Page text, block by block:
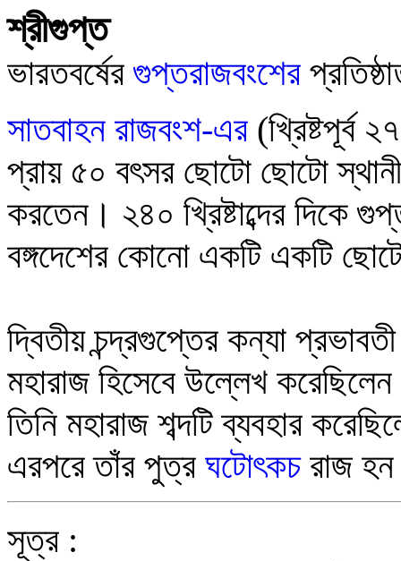
শ্রীগুপ্ত
ভারতবর্ষের গুপ্তরাজবংশের
সাতবাহন রাজবংশ-এর (খ্রিষ্টপূর্ব
প্রায় ৫০ বৎসর ছোটো ছোটো
করতেন। ২৪০ খ্রিষ্টাব্দের দিকে
বঙ্গদেশের কোনো একটি একটি
দ্বিতীয় চন্দ্রগুপ্তের কন্যা
মহারাজ হিসেবে উল্লেখ
তিনি মহারাজ শব্দটি ব্যবহার
এরপরে তাঁর পুত্র ঘটোৎকচরাজ
সূত্র :